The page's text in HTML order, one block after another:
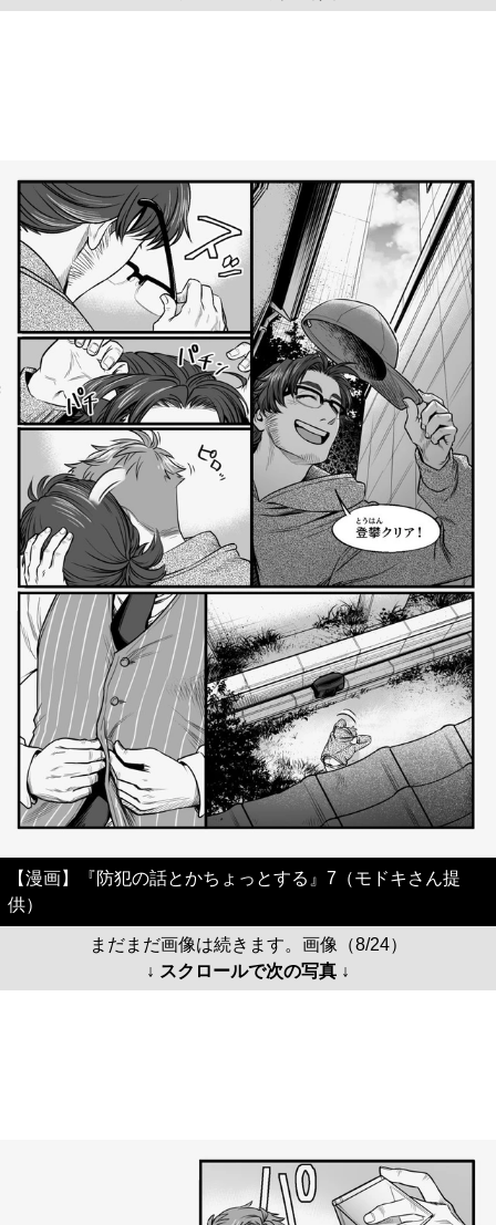
【漫画】『防犯の話とかちょっとする』7（モドキさん提
供）
まだまだ画像は続きます。画像（8/24）
↓ スクロールで次の写真 ↓